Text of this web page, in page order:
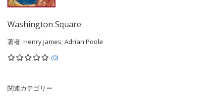
Washington Square
著者: Henry James; Adrian Poole
(0)
関連カテゴリー